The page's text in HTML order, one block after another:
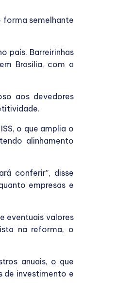
forma semelhante
país. Barreirinhas
Brasília, com a
aos devedores
o que amplia o
alinhamento
conferir”, disse
empresas e
eventuais valores
na reforma, o
anuais, o que
de investimento e